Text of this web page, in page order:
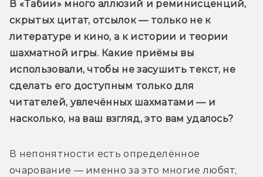
В «Табии» много аллюзий и реминисценций,
скрытых цитат, отсылок — только не к
литературе и кино, а к истории и теории
шахматной игры. Какие приёмы вы
использовали, чтобы не засушить текст, не
сделать его доступным только для
читателей, увлечённых шахматами — и
насколько, на ваш взгляд, это вам удалось?
В непонятности есть определённое
очарование — именно за это многие любят,